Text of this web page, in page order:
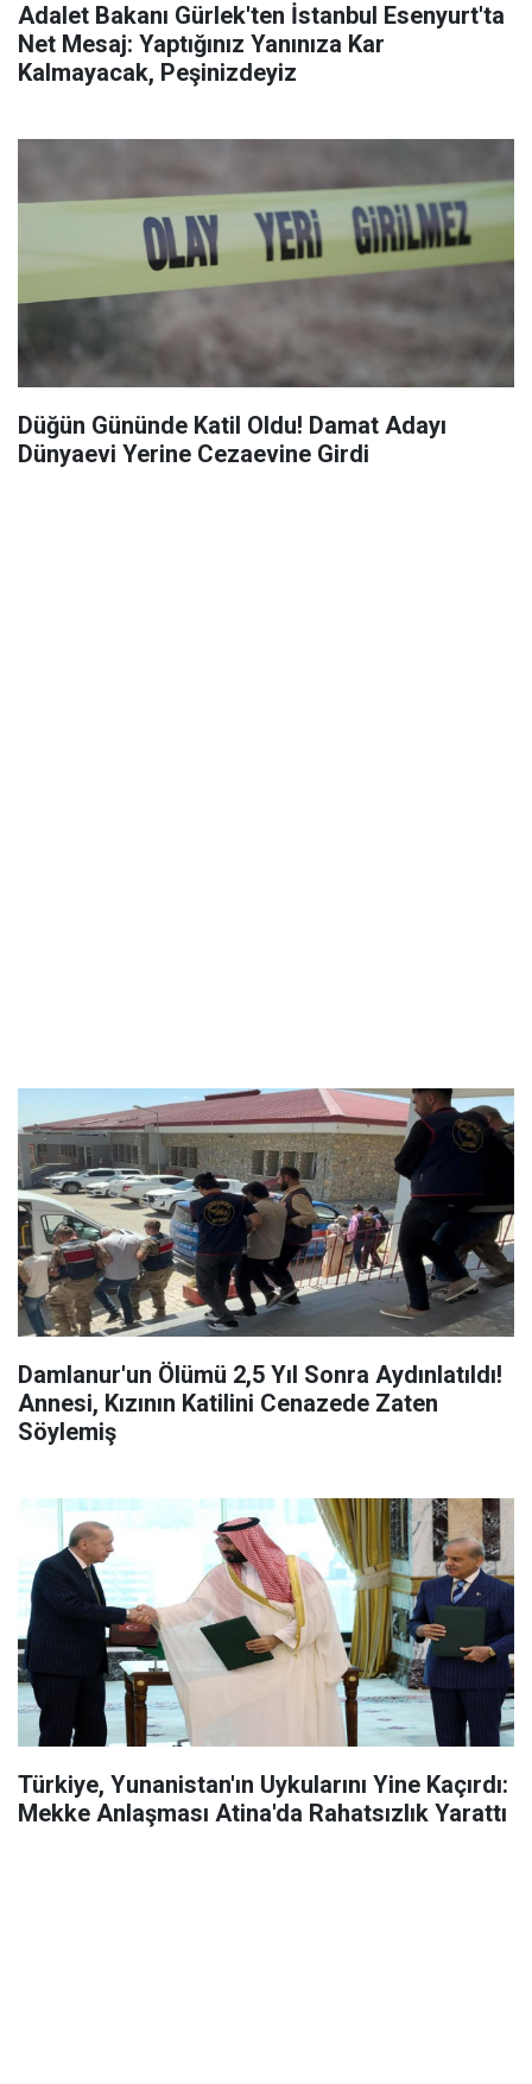
Adalet Bakanı Gürlek'ten İstanbul Esenyurt'ta
Net Mesaj: Yaptığınız Yanınıza Kar
Kalmayacak, Peşinizdeyiz
Düğün Gününde Katil Oldu! Damat Adayı
Dünyaevi Yerine Cezaevine Girdi
Damlanur'un Ölümü 2,5 Yıl Sonra Aydınlatıldı!
Annesi, Kızının Katilini Cenazede Zaten
Söylemiş
Türkiye, Yunanistan'ın Uykularını Yine Kaçırdı:
Mekke Anlaşması Atina'da Rahatsızlık Yarattı